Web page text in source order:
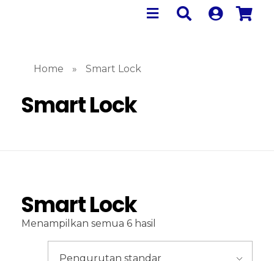
Home » Smart Lock
Smart Lock
Smart Lock
Menampilkan semua 6 hasil